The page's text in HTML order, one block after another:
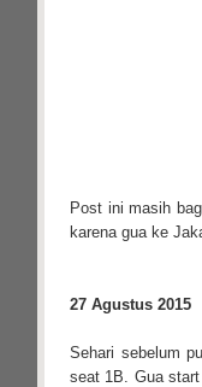
Post ini masih
karena gua ke
27 Agustus 2015
Sehari sebelum
seat 1B. Gua